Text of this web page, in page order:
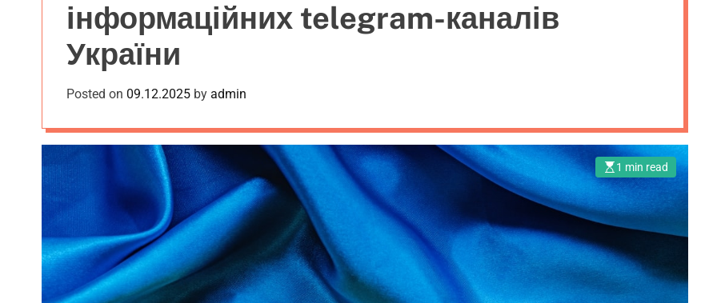
інформаційних telegram-каналів
України
Posted on 09.12.2025 by admin
1 min read